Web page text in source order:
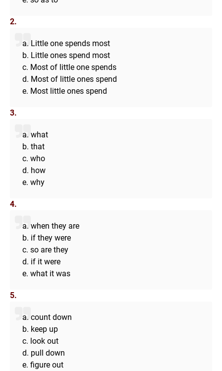
2.
a. Little one spends most
b. Little ones spend most
c. Most of little one spends
d. Most of little ones spend
e. Most little ones spend
3.
a. what
b. that
c. who
d. how
e. why
4.
a. when they are
b. if they were
c. so are they
d. if it were
e. what it was
5.
a. count down
b. keep up
c. look out
d. pull down
e. figure out